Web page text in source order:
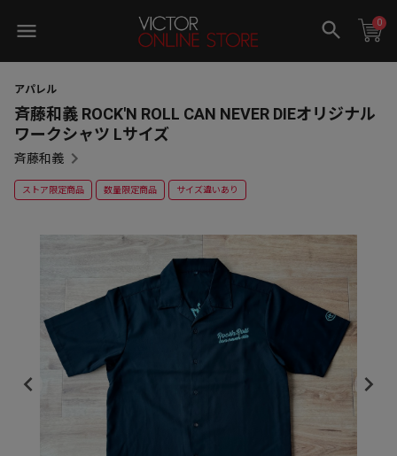
0
アパレル
斉藤和義 ROCK'N ROLL CAN NEVER DIEオリジナル
ワークシャツ Lサイズ
斉藤和義
ストア限定商品 数量限定商品 サイズ違いあり